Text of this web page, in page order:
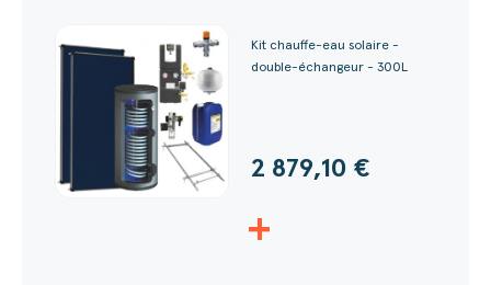
Kit chauffe-eau solaire -
double-échangeur - 300L
2 879,10 €
+